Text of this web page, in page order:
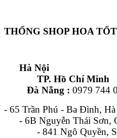
THỐNG SHOP HOA
Hà
TP. Hồ
Đà Nẵng : 0979 744
- 65 Trần Phú -
- 6B Nguyễn Thái
- 841 Ngô Quyền,